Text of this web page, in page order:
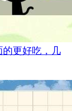
的更好吃，几